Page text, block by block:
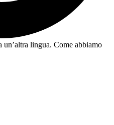
un’altra lingua. Come abbiamo